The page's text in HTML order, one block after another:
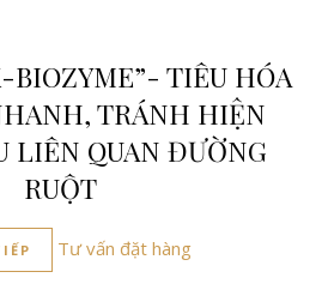
BIOZYME”- TIÊU HÓA
TRÁNH HIỆN
LIÊN QUAN ĐƯỜNG
RUỘT
Tư vấn đặt hàng